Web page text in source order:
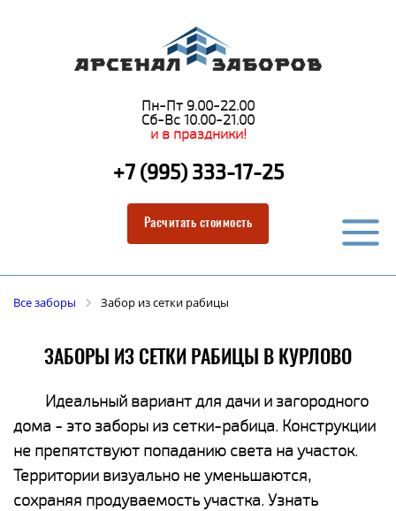
Пн-Пт 9.00-22.00
Сб-Вс 10.00-21.00
и в праздники!
+7 (995) 333-17-25
Расчитать стоимость
Все заборы Забор из сетки рабицы
ЗАБОРЫ ИЗ СЕТКИ РАБИЦЫ В КУРЛОВО
Идеальный вариант для дачи и загородного
дома - это заборы из сетки-рабица. Конструкции
не препятствуют попаданию света на участок.
Территории визуально не уменьшаются,
сохраняя продуваемость участка. Узнать